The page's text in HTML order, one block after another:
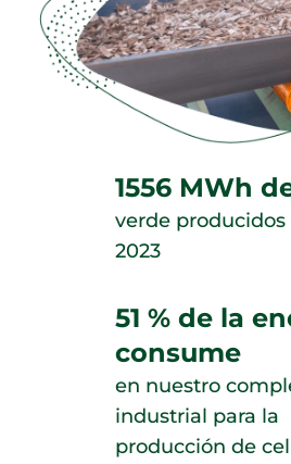
1556 MWh
verde producidos
2023
51 % de la
consume
en nuestro
industrial para la
producción de